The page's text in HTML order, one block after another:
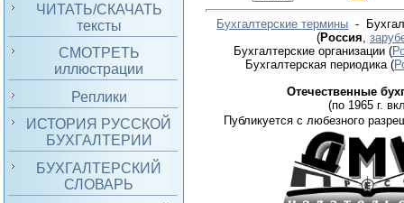
ЧИТАТЬ/СКАЧАТЬ
тексты
СМОТРЕТЬ
иллюстрации
Реплики
ИСТОРИЯ РУССКОЙ
БУХГАЛТЕРИИ
БУХГАЛТЕРСКИЙ
СЛОВАРЬ
Бухгалтерские термины -
(Россия
Бухгалтерские организации (
Бухгалтерская периодика(
Отечественные
(по 1965 г.
Публикуется с любезного